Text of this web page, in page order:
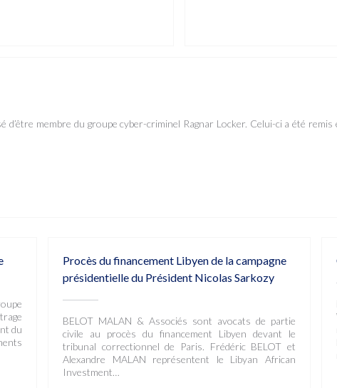
d’être membre du groupe cyber-criminel Ragnar Locker. Celui-ci a été
du
Procès du financement Libyen de la campagne
présidentielle du Président Nicolas Sarkozy
BELOT MALAN & Associés sont avocats de partie
civile au procès du financement Libyen devant le
tribunal correctionnel de Paris. Frédéric BELOT et
Alexandre MALAN représentent le Libyan African
Investment…